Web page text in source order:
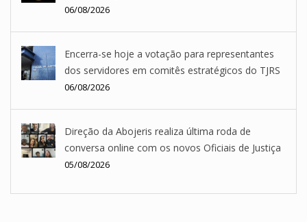
06/08/2026
Encerra-se hoje a votação para representantes
dos servidores em comitês estratégicos do TJRS
06/08/2026
Direção da Abojeris realiza última roda de
conversa online com os novos Oficiais de Justiça
05/08/2026